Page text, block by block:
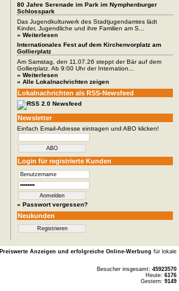
80 Jahre Serenade im Park im Nymphenburger
Schlosspark
Das Jugendkulturwerk des Stadtjugendamtes lädt
Kinder, Jugendliche und ihre Familien am S...
» Weiterlesen
Internationales Fest auf dem Kirchenvorplatz am
Gollierplatz
Am Samstag, den 11.07.26 steppt der Bär auf dem
Gollierplatz. Ab 9:00 Uhr der Internation...
» Weiterlesen
» Alle Lokalnachrichten zeigen
Lokalnachrichten als RSS-Newsfeed
Newsletter
Einfach Email-Adresse eintragen und ABO klicken!
Login für registrierte Kunden
» Passwort vergessen?
Neukunden
Preiswerte Anzeigen und erfolgreiche Online-Werbung für lokale
Besucher insgesamt:45923570
Heute:6176
Gestern:9149